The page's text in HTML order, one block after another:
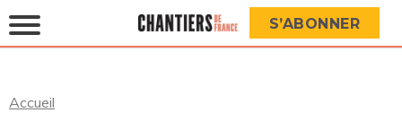
S’ABONNER
Accueil